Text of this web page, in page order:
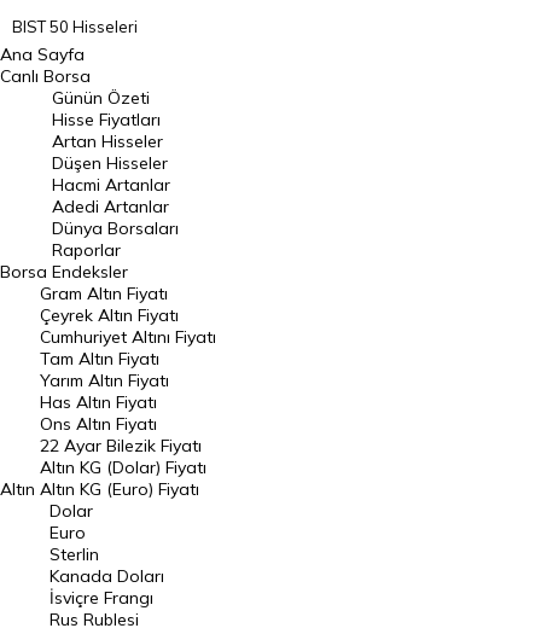
BIST 50 Hisseleri
BIST 100 Hisseleri
En Çok Artan Hisseler
En Çok Düşen Hisseler
Hacmi Artanlar
Geçmiş Kapanışlar
Dünya Borsaları
Raporlar
Endeksler
DÖVİZ
Döviz Kuru
Dolar Kuru
Euro Kuru
Pound Kuru
Frank Kuru
Riyal Kuru
Ana Sayfa
Canlı Borsa
Borsa
Günün Özeti
Hisse Fiyatları
Artan Hisseler
Düşen Hisseler
Hacmi Artanlar
Adedi Artanlar
Dünya Borsaları
Raporlar
Endeksler
Altın
Gram Altın Fiyatı
Çeyrek Altın Fiyatı
Cumhuriyet Altını Fiyatı
Tam Altın Fiyatı
Yarım Altın Fiyatı
Has Altın Fiyatı
Ons Altın Fiyatı
22 Ayar Bilezik Fiyatı
Altın KG (Dolar) Fiyatı
Altın KG (Euro) Fiyatı
Dolar
Euro
Sterlin
Kanada Doları
İsviçre Frangı
Rus Rublesi